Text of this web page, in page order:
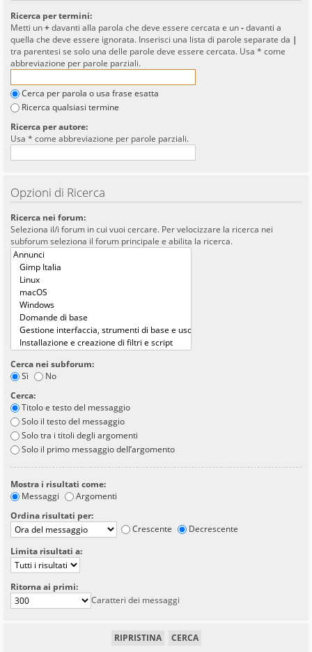
Ricerca per termini:
Metti un+davanti alla parola che deve essere cercata e un-davanti a
quella che deve essere ignorata. Inserisci una lista di parole separate da |
tra parentesi se solo una delle parole deve essere cercata. Usa * come
abbreviazione per parole parziali.
Cerca per parola o usa frase esatta
Ricerca qualsiasi termine
Ricerca per autore:
Usa * come abbreviazione per parole parziali.
Opzioni di Ricerca
Ricerca nei forum:
Seleziona il/i forum in cui vuoi cercare. Per velocizzare la ricerca nei
subforum seleziona il forum principale e abilita la ricerca.
Cerca nei subforum:
Sì
No
Cerca:
Titolo e testo del messaggio
Solo il testo del messaggio
Solo tra i titoli degli argomenti
Solo il primo messaggio dell’argomento
Mostra i risultati come:
Messaggi
Argomenti
Ordina risultati per:
Crescente
Decrescente
Limita risultati a:
Ritorna ai primi:
Caratteri dei messaggi